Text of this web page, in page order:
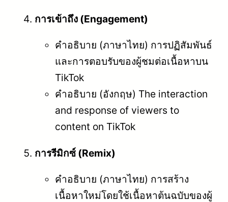
การเข้าถึง (Engagement)
คำอธิบาย (ภาษาไทย) การปฏิสัมพันธ์
และการตอบรับของผู้ชมต่อเนื้อหาบน
TikTok
คำอธิบาย (อังกฤษ) The interaction
and response of viewers to
content on TikTok
การรีมิกซ์ (Remix)
คำอธิบาย (ภาษาไทย) การสร้าง
เนื้อหาใหม่โดยใช้เนื้อหาต้นฉบับของผู้